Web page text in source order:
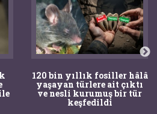
120 bin yıllık fosiller hâlâ
yaşayan türlere ait çıktı
ve nesli kurumuş bir tür
keşfedildi